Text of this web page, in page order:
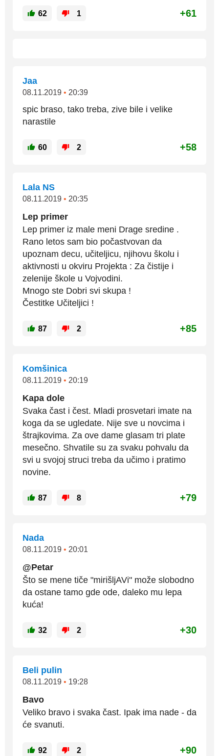
62 1 +61
Jaa
08.11.2019 • 20:39
spic braso, tako treba, zive bile i velike
narastile
60 2 +58
Lala NS
08.11.2019 • 20:35
Lep primer
Lep primer iz male meni Drage sredine .
Rano letos sam bio počastvovan da
upoznam decu, učiteljicu, njihovu školu i
aktivnosti u okviru Projekta : Za čistije i
zelenije škole u Vojvodini.
Mnogo ste Dobri svi skupa !
Čestitke Učiteljici !
87 2 +85
Komšinica
08.11.2019 • 20:19
Kapa dole
Svaka čast i čest. Mladi prosvetari imate na
koga da se ugledate. Nije sve u novcima i
štrajkovima. Za ove dame glasam tri plate
mesečno. Shvatile su za svaku pohvalu da
svi u svojoj struci treba da učimo i pratimo
novine.
87 8 +79
Nada
08.11.2019 • 20:01
@Petar
Što se mene tiče "mirišljAVi" može slobodno
da ostane tamo gde ode, daleko mu lepa
kuća!
32 2 +30
Beli pulin
08.11.2019 • 19:28
Bavo
Veliko bravo i svaka čast. Ipak ima nade - da
će svanuti.
92 2 +90